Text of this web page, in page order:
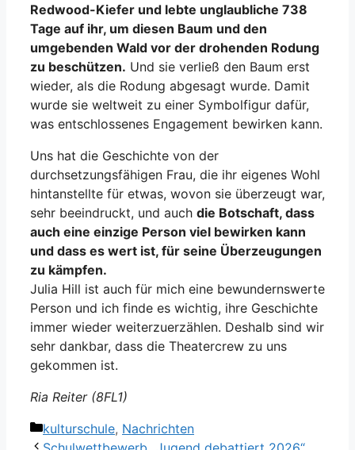
Redwood-Kiefer und lebte unglaubliche 738
Tage auf ihr, um diesen Baum und den
umgebenden Wald vor der drohenden Rodung
zu beschützen. Und sie verließ den Baum erst
wieder, als die Rodung abgesagt wurde. Damit
wurde sie weltweit zu einer Symbolfigur dafür,
was entschlossenes Engagement bewirken kann.
Uns hat die Geschichte von der
durchsetzungsfähigen Frau, die ihr eigenes Wohl
hintanstellte für etwas, wovon sie überzeugt war,
sehr beeindruckt, und auch die Botschaft, dass
auch eine einzige Person viel bewirken kann
und dass es wert ist, für seine Überzeugungen
zu kämpfen.
Julia Hill ist auch für mich eine bewundernswerte
Person und ich finde es wichtig, ihre Geschichte
immer wieder weiterzuerzählen. Deshalb sind wir
sehr dankbar, dass die Theatercrew zu uns
gekommen ist.
Ria Reiter (8FL1)
Kategorien
kulturschule, Nachrichten